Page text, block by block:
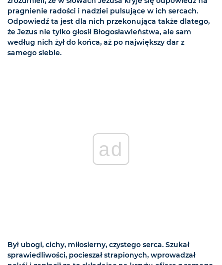
pragnienie radości i nadziei pulsujące w ich sercach.
Odpowiedź ta jest dla nich przekonująca także dlatego,
że Jezus nie tylko głosił Błogosławieństwa, ale sam
według nich żył do końca, aż po największy dar z
samego siebie.
ad
Był ubogi, cichy, miłosierny, czystego serca. Szukał
sprawiedliwości, pocieszał strapionych, wprowadzał